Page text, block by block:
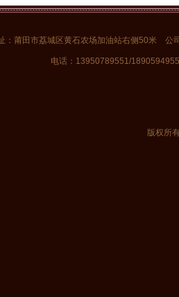
：莆田市荔城区黄石农场加油站右侧50米 公
电话：13950789551/
版权所